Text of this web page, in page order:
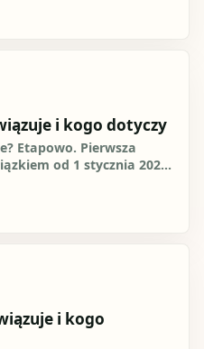
i kogo dotyczy
Etapowo. Pierwsza
od 1 stycznia 2025
i kogo